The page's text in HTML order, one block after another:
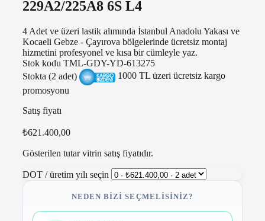
229A2/225A8 6S L4
4 Adet ve üzeri lastik alımında İstanbul Anadolu Yakası ve
Kocaeli Gebze - Çayırova bölgelerinde ücretsiz montaj
hizmetini profesyonel ve kısa bir cümleyle yaz.
Stok kodu TML-GDY-YD-613275
Stokta (2 adet)
1000 TL üzeri ücretsiz kargo
promosyonu
Satış fiyatı
₺621.400,00
Gösterilen tutar vitrin satış fiyatıdır.
DOT / üretim yılı seçin
NEDEN BIZI SEÇMELISINIZ?